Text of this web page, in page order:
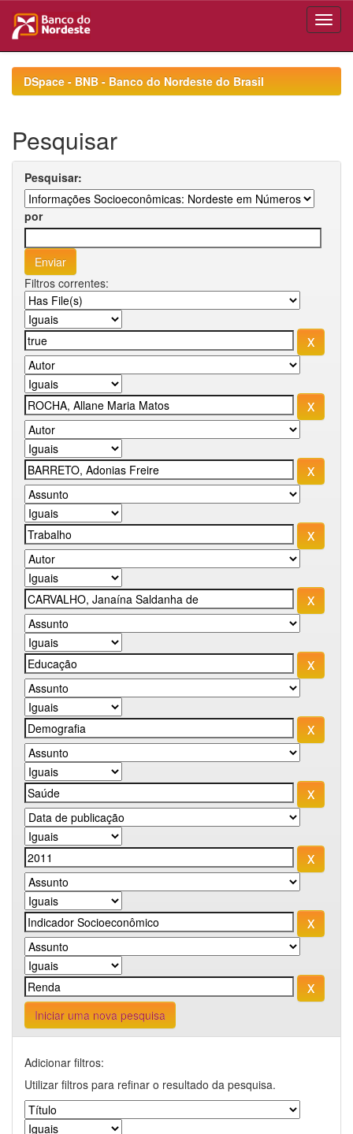
navigationDSpace - BNB - Banco do Nordeste do Brasil
Pesquisar
Pesquisar:
por
Filtros correntes:
Iniciar uma nova pesquisa
Adicionar filtros:
Utilizar filtros para refinar o resultado da pesquisa.